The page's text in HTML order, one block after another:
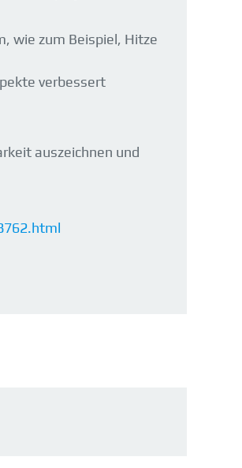
wie zum Beispiel, Hitze
verbessert
auszeichnen und